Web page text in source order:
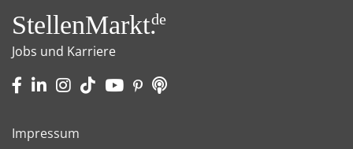
StellenMarkt.de
Jobs und Karriere
Impressum